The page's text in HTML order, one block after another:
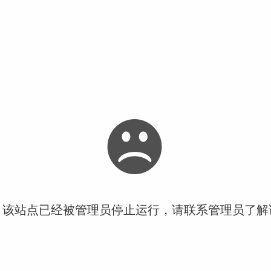
站点已经被管理员停止运行，请联系管理员了